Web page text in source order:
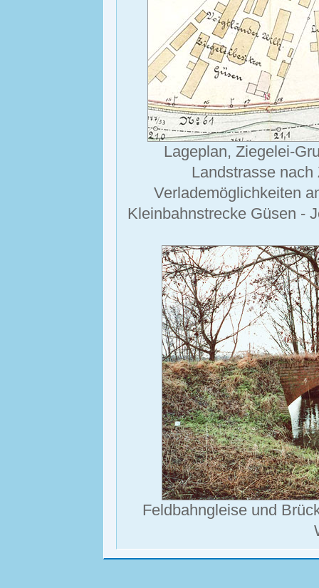
Lageplan, Ziegelei-
Landstrasse
Verlademöglichkeiten
Kleinbahnstrecke Güsen -
Feldbahngleise und